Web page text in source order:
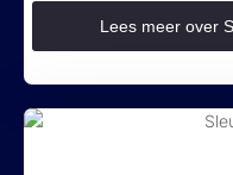
Lees meer over